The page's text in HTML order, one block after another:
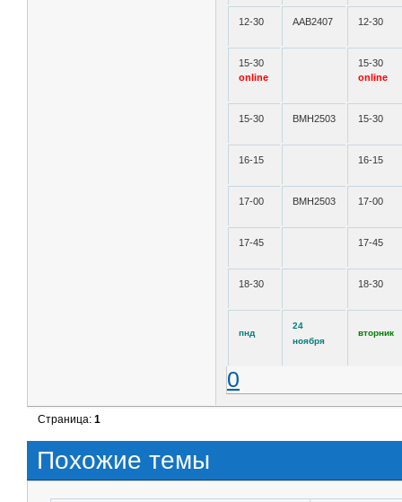
12-30 ААВ2407 12-30
15-30
online
15-30
online
15-30 ВМН2503 15-30
16-15 16-15
17-00 ВМН2503 17-00
17-45 17-45
18-30 18-30
пнд
24
ноября
вторник
0
Страница:1
Похожие темы